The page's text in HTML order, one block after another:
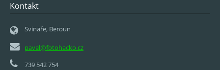
Kontakt
Svinaře, Beroun
pavel@fotohacko.cz
739 542 754